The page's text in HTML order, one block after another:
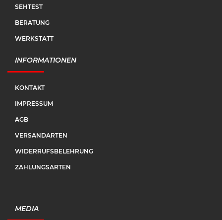
SEHTEST
BERATUNG
WERKSTATT
INFORMATIONEN
KONTAKT
IMPRESSUM
AGB
VERSANDARTEN
WIDERRUFSBELEHRUNG
ZAHLUNGSARTEN
MEDIA